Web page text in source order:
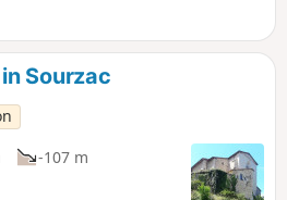
Sourzac
-107 m